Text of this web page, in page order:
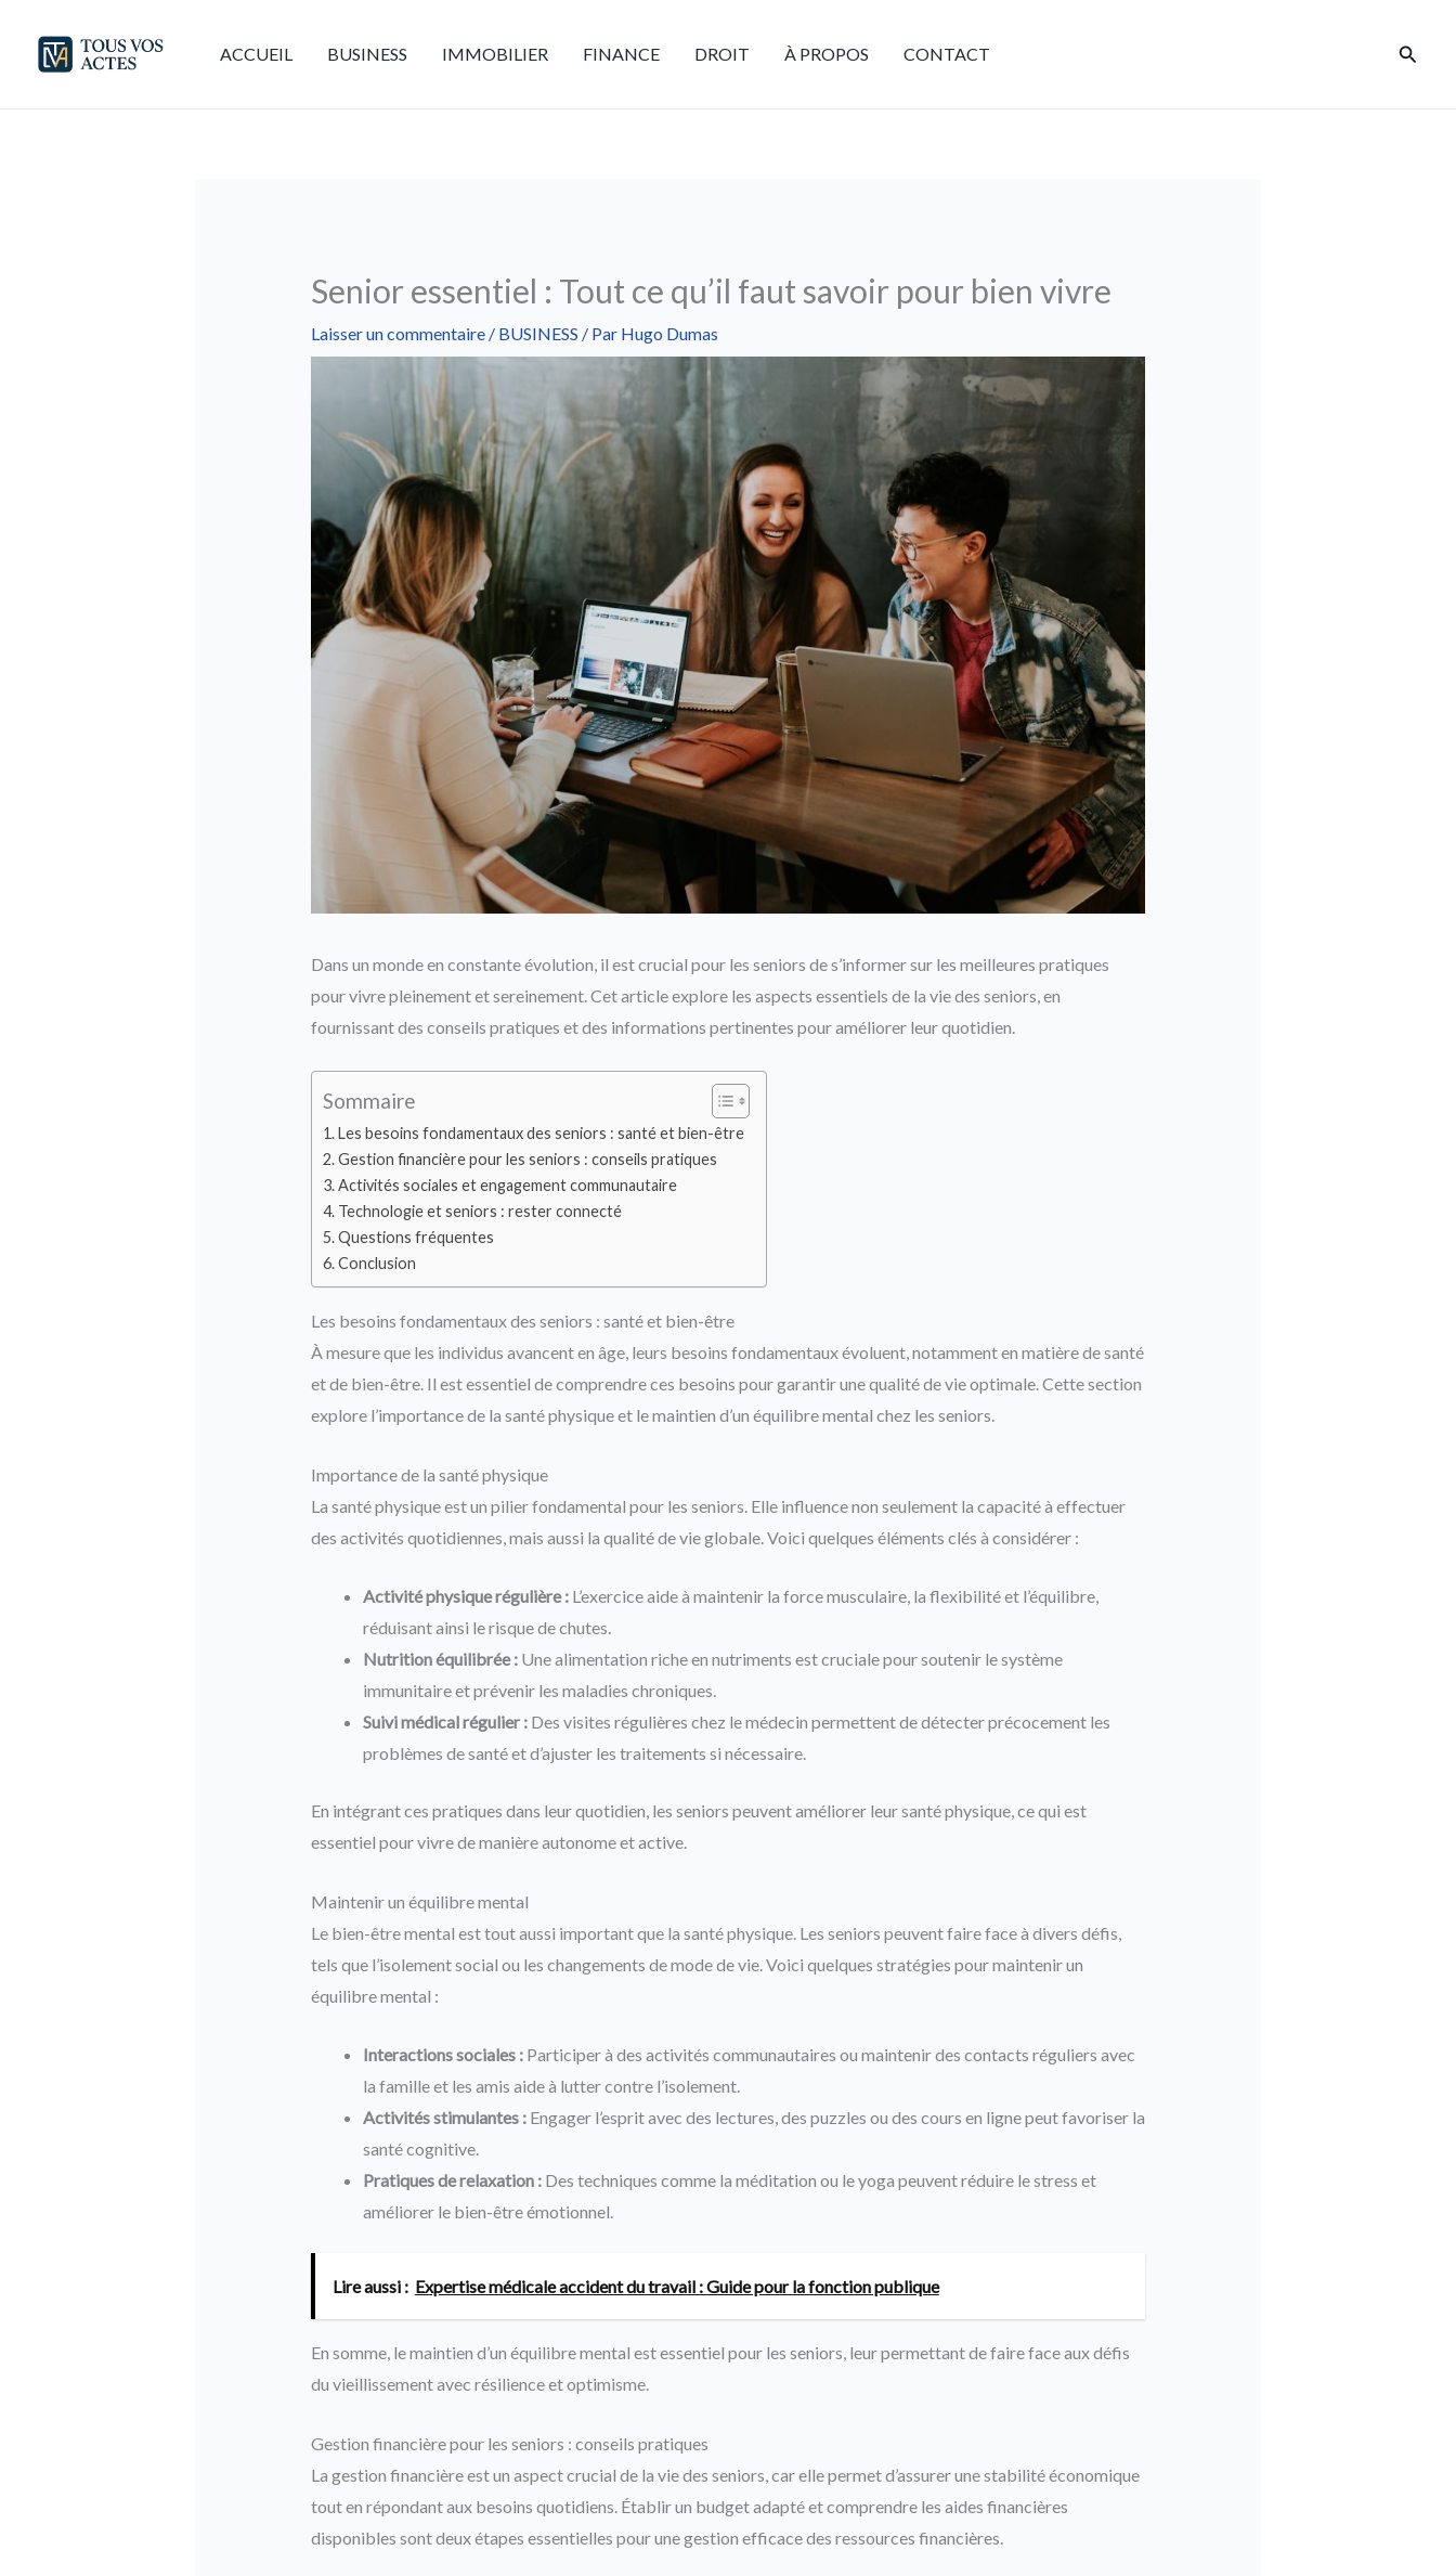
contenu
ACCUEIL BUSINESS IMMOBILIER FINANCE DROIT À PROPOS CONTACT
Senior essentiel : Tout ce qu’il faut savoir pour bien vivre
Laisser un commentaire / BUSINESS / Par Hugo Dumas
Dans un monde en constante évolution, il est crucial pour les seniors de s’informer sur les meilleures pratiques
pour vivre pleinement et sereinement. Cet article explore les aspects essentiels de la vie des seniors, en
fournissant des conseils pratiques et des informations pertinentes pour améliorer leur quotidien.
Sommaire
Les besoins fondamentaux des seniors : santé et bien-être
Gestion financière pour les seniors : conseils pratiques
Activités sociales et engagement communautaire
Technologie et seniors : rester connecté
Questions fréquentes
Conclusion
Les besoins fondamentaux des seniors : santé et bien-être
À mesure que les individus avancent en âge, leurs besoins fondamentaux évoluent, notamment en matière de santé
et de bien-être. Il est essentiel de comprendre ces besoins pour garantir une qualité de vie optimale. Cette section
explore l’importance de la santé physique et le maintien d’un équilibre mental chez les seniors.
Importance de la santé physique
La santé physique est un pilier fondamental pour les seniors. Elle influence non seulement la capacité à effectuer
des activités quotidiennes, mais aussi la qualité de vie globale. Voici quelques éléments clés à considérer :
Activité physique régulière :L’exercice aide à maintenir la force musculaire, la flexibilité et l’équilibre,
réduisant ainsi le risque de chutes.
Nutrition équilibrée :Une alimentation riche en nutriments est cruciale pour soutenir le système
immunitaire et prévenir les maladies chroniques.
Suivi médical régulier :Des visites régulières chez le médecin permettent de détecter précocement les
problèmes de santé et d’ajuster les traitements si nécessaire.
En intégrant ces pratiques dans leur quotidien, les seniors peuvent améliorer leur santé physique, ce qui est
essentiel pour vivre de manière autonome et active.
Maintenir un équilibre mental
Le bien-être mental est tout aussi important que la santé physique. Les seniors peuvent faire face à divers défis,
tels que l’isolement social ou les changements de mode de vie. Voici quelques stratégies pour maintenir un
équilibre mental :
Interactions sociales :Participer à des activités communautaires ou maintenir des contacts réguliers avec
la famille et les amis aide à lutter contre l’isolement.
Activités stimulantes :Engager l’esprit avec des lectures, des puzzles ou des cours en ligne peut favoriser la
santé cognitive.
Pratiques de relaxation :Des techniques comme la méditation ou le yoga peuvent réduire le stress et
améliorer le bien-être émotionnel.
Lire aussi : Expertise médicale accident du travail : Guide pour la fonction publique
En somme, le maintien d’un équilibre mental est essentiel pour les seniors, leur permettant de faire face aux défis
du vieillissement avec résilience et optimisme.
Gestion financière pour les seniors : conseils pratiques
La gestion financière est un aspect crucial de la vie des seniors, car elle permet d’assurer une stabilité économique
tout en répondant aux besoins quotidiens. Établir un budget adapté et comprendre les aides financières
disponibles sont deux étapes essentielles pour une gestion efficace des ressources financières.